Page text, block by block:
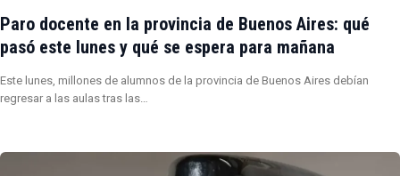
Paro docente en la provincia de Buenos Aires: qué
pasó este lunes y qué se espera para mañana
Este lunes, millones de alumnos de la provincia de Buenos Aires debían
regresar a las aulas tras las…